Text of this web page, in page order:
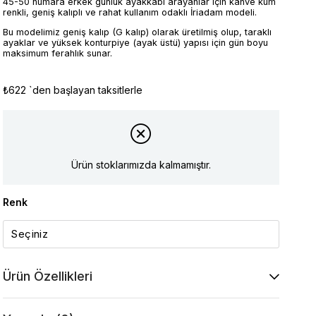
renkli, geniş kalıplı ve rahat kullanım odaklı İriadam modeli.
Bu modelimiz geniş kalıp (G kalıp) olarak üretilmiş olup, taraklı
ayaklar ve yüksek konturpiye (ayak üstü) yapısı için gün boyu
maksimum ferahlık sunar.
₺622 `den başlayan taksitlerle
Ürün stoklarımızda kalmamıştır.
Renk
Ürün Özellikleri